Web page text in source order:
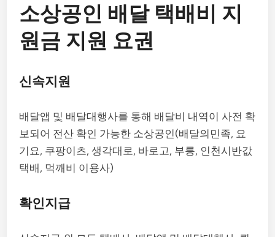
소상공인 배달 택배비 지
원금 지원 요권
신속지원
배달앱 및 배달대행사를 통해 배달비 내역이 사전 확
보되어 전산 확인 가능한 소상공인(배달의민족, 요
기요, 쿠팡이츠, 생각대로, 바로고, 부릉, 인천시반값
택배, 먹깨비 이용사)
확인지급